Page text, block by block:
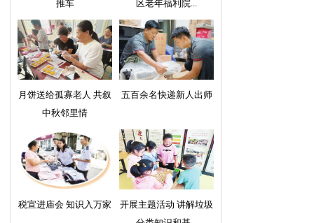
推车
区老年福利院...
月饼送给孤寡老人 共叙
中秋邻里情
五百余名快递新人出师
税宣进庙会 知识入万家
开展主题活动 讲解垃圾